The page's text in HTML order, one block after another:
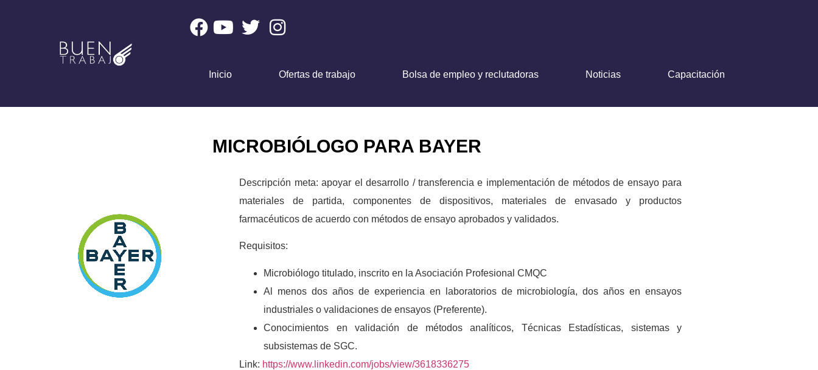
Inicio Ofertas de trabajo Bolsa de empleo y reclutadoras Noticias Capacitación
MICROBIÓLOGO PARA BAYER
Descripción meta: apoyar el desarrollo / transferencia e implementación de métodos de ensayo para
materiales de partida, componentes de dispositivos, materiales de envasado y productos
farmacéuticos de acuerdo con métodos de ensayo aprobados y validados.
Requisitos:
Microbiólogo titulado, inscrito en la Asociación Profesional CMQC
Al menos dos años de experiencia en laboratorios de microbiología, dos años en ensayos
industriales o validaciones de ensayos (Preferente).
Conocimientos en validación de métodos analíticos, Técnicas Estadísticas, sistemas y
subsistemas de SGC.
Link: https://www.linkedin.com/jobs/view/3618336275